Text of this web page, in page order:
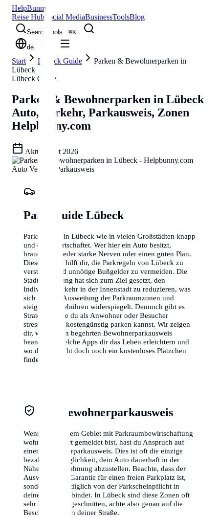
HelpBunny
Reise Hub Social MediaBusinessToolsBlog
Search tools...⌘K
de
Start Lübeck Guide
Parken & Bewohnerparken in
Lübeck
Lübeck Guide
Parken & Bewohnerparken in Lübeck
Auto, Verkehr, Parkausweis, Zonen
Helpbunny.com
Aktualisiert 2026
Park-Guide Lübeck
Parkraum ist in Lübeck wie in vielen Großstädten knapp
und oft bewirtschaftet. Wer hier ein Auto besitzt,
braucht entweder starke Nerven oder einen guten Plan.
Dieser Guide hilft dir, die Parkregeln von Lübeck zu
verstehen und unnötige Bußgelder zu vermeiden. Die
Stadtverwaltung hat sich zum Ziel gesetzt, den
Individualverkehr in der Innenstadt zu reduzieren, was
sich in einer Ausweitung der Parkraumzonen und
steigenden Gebühren widerspiegelt. Dennoch gibt es
Strategien, wie du als Anwohner oder Besucher
stressfrei und kostengünstig parken kannst. Wir zeigen
dir, wie du den begehrten Bewohnerparkausweis
beantragst, welche Apps dir das Leben erleichtern und
wo du vielleicht doch noch ein kostenloses Plätzchen
findest.
Der Bewohnerparkausweis
Wenn du in einem Gebiet mit Parkraumbewirtschaftung
wohnst and dort gemeldet bist, hast du Anspruch auf
einen Bewohnerparkausweis. Dies ist oft die einzige
bezahlbare Möglichkeit, dein Auto dauerhaft in der
Nähe deiner Wohnung abzustellen. Beachte, dass der
Ausweis keine Garantie für einen freien Parkplatz ist,
sondern dich lediglich von der Parkscheinpflicht in
deiner Zone entbindet. In Lübeck sind diese Zonen oft
sehr kleinteilig geschnitten, achte also genau auf die
Beschilderung in deiner Straße.